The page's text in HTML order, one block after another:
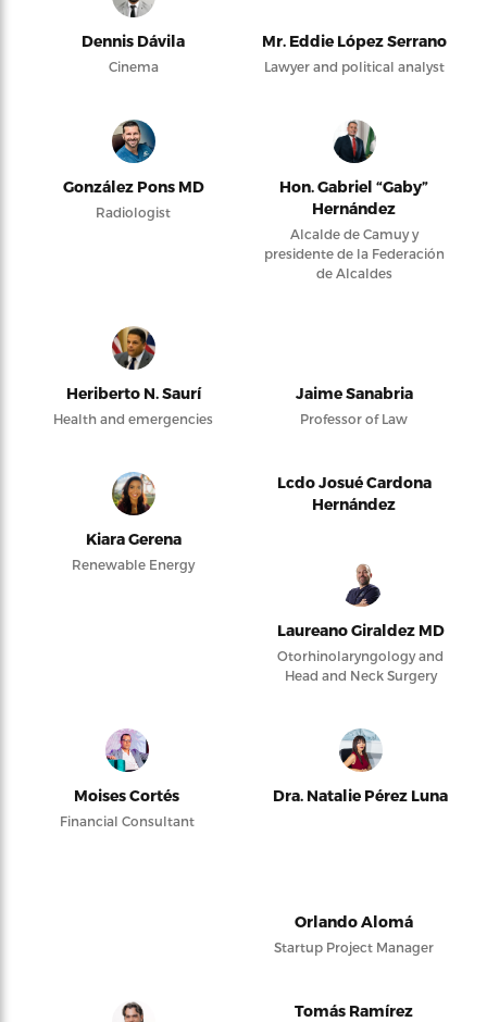
Dennis Dávila
Cinema
Mr. Eddie López Serrano
Lawyer and political analyst
González Pons MD
Radiologist
Hon. Gabriel “Gaby”
Hernández
Alcalde de Camuy y
presidente de la Federación
de Alcaldes
Heriberto N. Saurí
Health and emergencies
Jaime Sanabria
Professor of Law
Kiara Gerena
Renewable Energy
Lcdo Josué Cardona
Hernández
Laureano Giraldez MD
Otorhinolaryngology and
Head and Neck Surgery
Moises Cortés
Financial Consultant
Dra. Natalie Pérez Luna
Orlando Alomá
Startup Project Manager
Tomás Ramírez